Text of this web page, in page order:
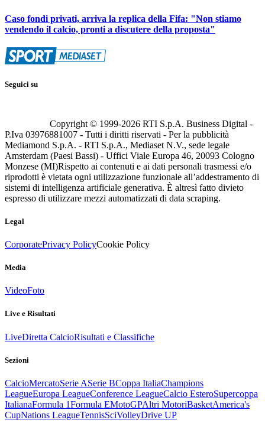
Caso fondi privati, arriva la replica della Fifa: "Non stiamo
vendendo il calcio, pronti a discutere della proposta"
Seguici su
Copyright © 1999-2026 RTI S.p.A. Business Digital -
P.Iva 03976881007 - Tutti i diritti riservati - Per la pubblicità
Mediamond S.p.A. - RTI S.p.A., Mediaset N.V., sede legale
Amsterdam (Paesi Bassi) - Uffici Viale Europa 46, 20093 Cologno
Monzese (MI)Rispetto ai contenuti e ai dati personali trasmessi e/o
riprodotti è vietata ogni utilizzazione funzionale all’addestramento di
sistemi di intelligenza artificiale generativa. È altresì fatto divieto
espresso di utilizzare mezzi automatizzati di data scraping.
Legal
CorporatePrivacy PolicyCookie Policy
Media
VideoFoto
Live e Risultati
LiveDiretta CalcioRisultati e Classifiche
Sezioni
CalcioMercatoSerie ASerie BCoppa ItaliaChampions
LeagueEuropa LeagueConference LeagueCalcio EsteroSupercoppa
ItalianaFormula 1Formula EMotoGPAltri MotoriBasketAmerica's
CupNations LeagueTennisSciVolleyDrive UP